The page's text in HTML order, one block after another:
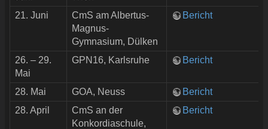
21. Juni
CmS am Albertus-
Magnus-
Gymnasium, Dülken
Bericht
26. – 29.
Mai
GPN16, Karlsruhe Bericht
28. Mai GOA, Neuss
Bericht
28. April
CmS an der
Konkordiaschule,
Bericht